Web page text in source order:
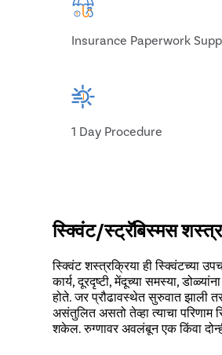
Insurance Paperwork
1 Day Procedure
स्क्विंट/स्ट्रॅबिस्मस
स्क्विंट शस्त्रक्रिया ही स्क्विंटच्या
कार्य, दूरदृष्टी, मेंदूच्या समस्या,
होते. जर प्रौढावस्थेत सुरुवात झाली
असंतुलित असतो तेव्हा त्याचा
शकेल. रुग्णावर अवलंबून एक किंवा